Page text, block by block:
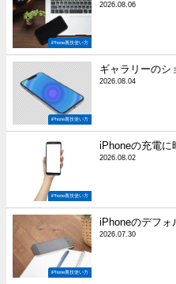
iPhone裏技使い方
2026.08.06
iPhone裏技使い方
ギャラリーのシ
2026.08.04
iPhone裏技使い方
iPhoneの充電に
2026.08.02
iPhone裏技使い方
iPhoneのデフォ
2026.07.30